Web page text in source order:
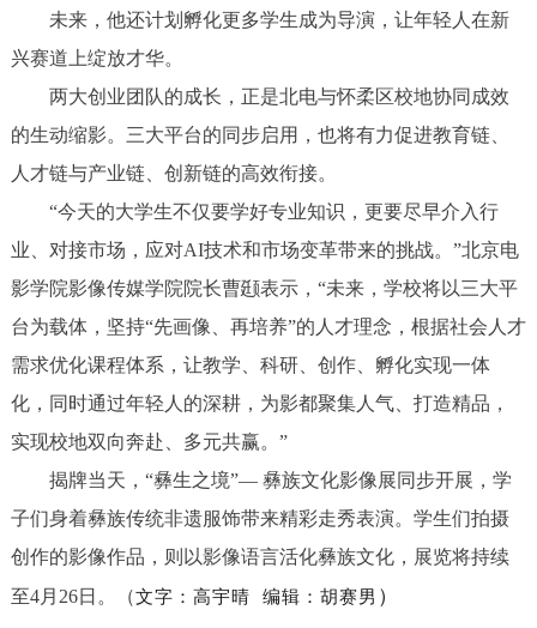
未来，他还计划孵化更多学生成为导演，让年轻人在新
兴赛道上绽放才华。
两大创业团队的成长，正是北电与怀柔区校地协同成效
的生动缩影。三大平台的同步启用，也将有力促进教育链、
人才链与产业链、创新链的高效衔接。
“今天的大学生不仅要学好专业知识，更要尽早介入行
业、对接市场，应对AI技术和市场变革带来的挑战。”北京电
影学院影像传媒学院院长曹颋表示，“未来，学校将以三大平
台为载体，坚持“先画像、再培养”的人才理念，根据社会人才
需求优化课程体系，让教学、科研、创作、孵化实现一体
化，同时通过年轻人的深耕，为影都聚集人气、打造精品，
实现校地双向奔赴、多元共赢。”
揭牌当天，“彝生之境”— 彝族文化影像展同步开展，学
子们身着彝族传统非遗服饰带来精彩走秀表演。学生们拍摄
创作的影像作品，则以影像语言活化彝族文化，展览将持续
至4月26日。（文字： 高宇晴 编辑：胡赛男 ）